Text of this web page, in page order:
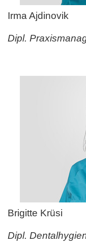
Irma Ajdinovik
Dipl.
Brigitte Krüsi
Dipl.